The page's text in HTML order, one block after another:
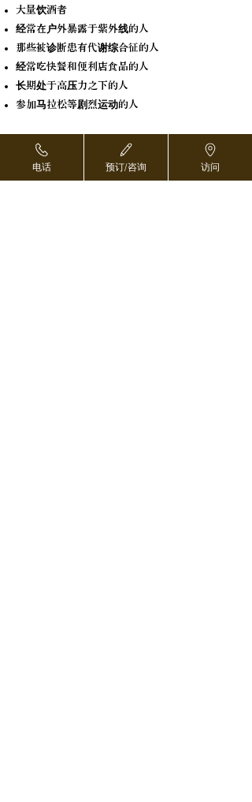
大量饮酒者
经常在户外暴露于紫外线的人
那些被诊断患有代谢综合征的人
经常吃快餐和便利店食品的人
长期处于高压力之下的人
参加马拉松等剧烈运动的人
预订和咨询 ›
电话 预订/咨询 访问